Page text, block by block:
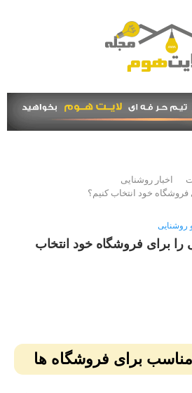
اخبار روشنایی
خود انتخاب کنیم؟
روشنایی
را برای فروشگاه خود انتخاب
برای فروشگاه ها